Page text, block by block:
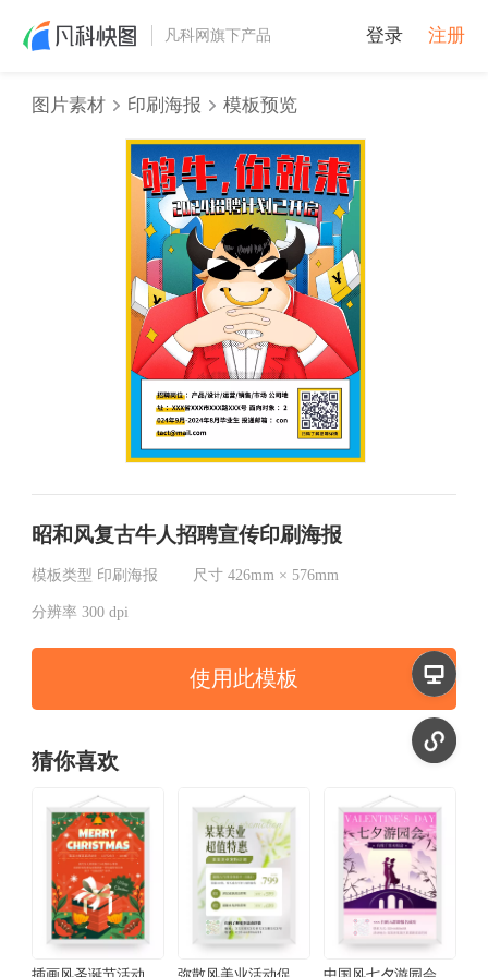
凡科网旗下产品 登录 注册
图片素材 印刷海报 模板预览
昭和风复古牛人招聘宣传印刷海报
模板类型 印刷海报 尺寸 426mm × 576mm
分辨率 300 dpi
使用此模板
猜你喜欢